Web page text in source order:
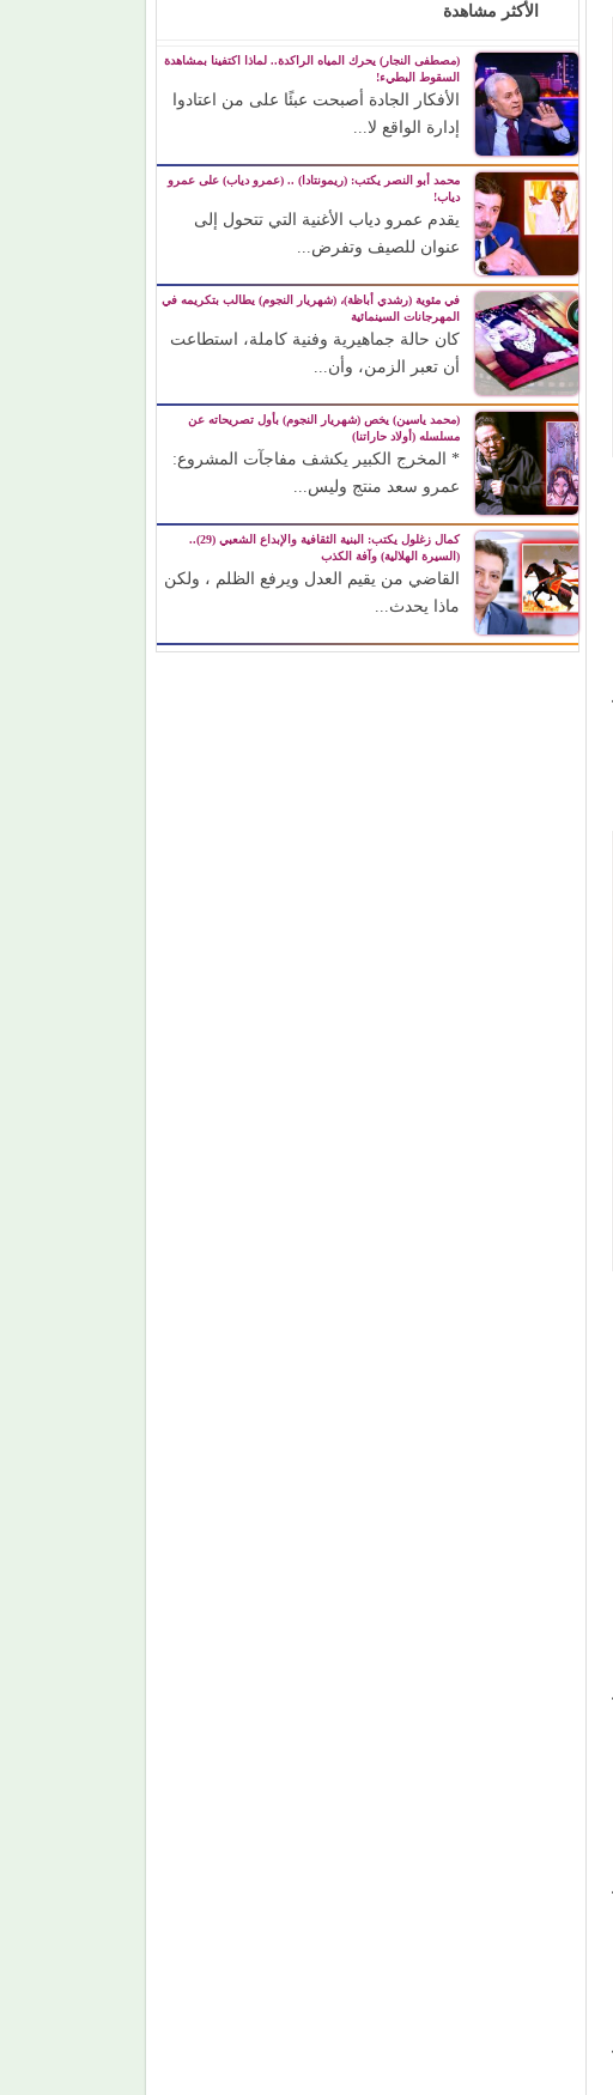
الأكثر مشاهدة
(مصطفى النجار) يحرك المياه الراكدة.. لماذا اكتفينا بمشاهدة
السقوط البطيء!
الأفكار الجادة أصبحت عبئًا على من اعتادوا
إدارة الواقع لا...
محمد أبو النصر يكتب: (ريمونتادا) .. (عمرو دياب) على عمرو
دياب!
يقدم عمرو دياب الأغنية التي تتحول إلى
عنوان للصيف وتفرض...
في مئوية (رشدي أباظة)، (شهريار النجوم) يطالب بتكريمه في
المهرجانات السينمائية
كان حالة جماهيرية وفنية كاملة، استطاعت
أن تعبر الزمن، وأن...
(محمد ياسين) يخص (شهريار النجوم) بأول تصريحاته عن
مسلسله (أولاد حاراتنا)
* المخرج الكبير يكشف مفاجآت المشروع:
عمرو سعد منتج وليس...
كمال زغلول يكتب: البنية الثقافية والإبداع الشعبي (29)..
(السيرة الهلالية) وآفة الكذب
القاضي من يقيم العدل ويرفع الظلم ، ولكن
ماذا يحدث...